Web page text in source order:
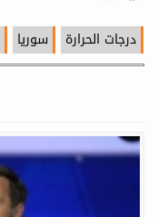
درجات الحرارة سوريا